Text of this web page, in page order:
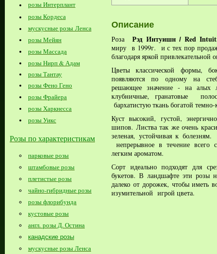
розы Интерплант
розы Кордеса
мускусные розы Ленса
розы Мейян
розы Массада
розы Нирп & Адам
розы Тантау
розы Фено Гено
розы Фрайера
розы Харкнесса
розы Уикс
Розы по характеристикам
парковые розы
штамбовые розы
плетистые розы
чайно-гибридные розы
розы флорибунда
кустовые розы
англ. розы Д. Остина
канадские розы
мускусные розы Ленса
Описание
Роза Рэд Интуишн / Red
миру в 1999г. и с тех пор
благодаря яркой привлекательной
Цветы классической формы,
появляются по одному на
решающее значение - на алых
клубничные, гранатовые
бархатистую ткань богатой
Куст высокий, густой,
шипов. Листва так же очень
зеленая, устойчивая к
непрерывное в течение всего
легким ароматом.
Сорт идеально подходят для
букетов. В ландшафте эти розы
далеко от дорожек, чтобы иметь
изумительной игрой цвета.